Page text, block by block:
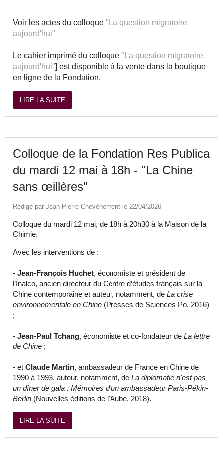
Voir les actes du colloque "La question migratoire
aujourd'hui"
Le cahier imprimé du colloque "La question migratoire
aujourd'hui"] est disponible à la vente dans la boutique
en ligne de la Fondation.
LIRE LA SUITE
Colloque de la Fondation Res Publica
du mardi 12 mai à 18h - "La Chine
sans œillères"
Rédigé par Jean-Pierre Chevènement le 22/04/2026
Colloque du mardi 12 mai, de 18h à 20h30 à la Maison de la
Chimie.
Avec les interventions de :
- Jean-François Huchet, économiste et président de
l’Inalco, ancien directeur du Centre d’études français sur la
Chine contemporaine et auteur, notamment, de La crise
environnementale en Chine (Presses de Sciences Po, 2016)
;
- Jean-Paul Tchang, économiste et co-fondateur de La lettre
de Chine ;
- et Claude Martin, ambassadeur de France en Chine de
1990 à 1993, auteur, notamment, de La diplomatie n'est pas
un dîner de gala : Mémoires d'un ambassadeur Paris-Pékin-
Berlin (Nouvelles éditions de l'Aube, 2018).
LIRE LA SUITE